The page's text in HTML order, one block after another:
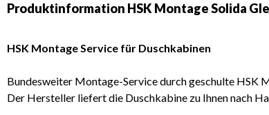
Produktinformation HSK Montage Solida
HSK Montage Service für Duschkabinen
Bundesweiter Montage-Service durch geschulte HSK
Der Hersteller liefert die Duschkabine zu Ihnen nach